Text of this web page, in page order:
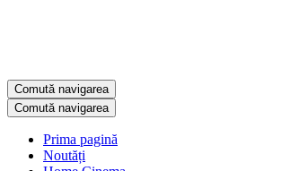
Comută navigarea
Comută navigarea
Prima pagină
Noutăți